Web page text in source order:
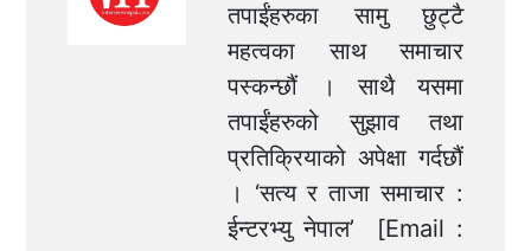
तपाईंहरुका सामु छुट्टै
महत्वका साथ समाचार
पस्कन्छौं । साथै यसमा
तपाईंहरुको सुझाव तथा
प्रतिक्रियाको अपेक्षा गर्दछौं
। ‘सत्य र ताजा समाचार :
ईन्टरभ्यु नेपाल’ [Email :